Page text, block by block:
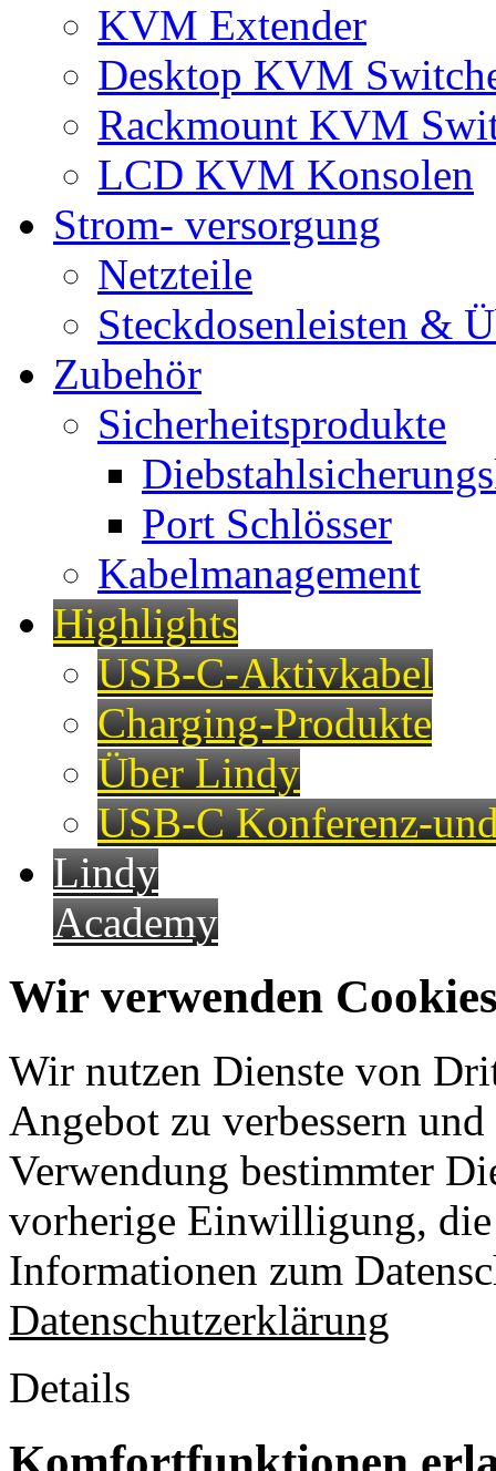
KVM Extender
Desktop KVM
Rackmount KVM
LCD KVM Konsolen
Strom- versorgung
Netzteile
Steckdosenleisten &
Zubehör
Sicherheitsprodukte
Port Schlösser
Kabelmanagement
Highlights
USB-C-Aktivkabel
Charging-Produkte
Über Lindy
USB-C Konferenz-
Lindy
Academy
Wir verwenden
Wir nutzen Dienste von
Angebot zu verbessern
Verwendung bestimmter
vorherige Einwilligung,
Informationen zum
Datenschutzerklärung
Details